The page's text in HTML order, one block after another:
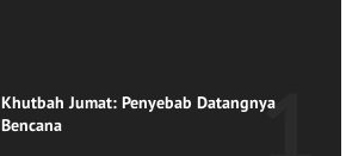
Khutbah Jumat: Penyebab Datangnya
Bencana